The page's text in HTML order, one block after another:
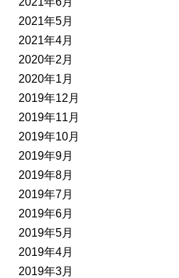
2021年5月
2021年4月
2020年2月
2020年1月
2019年12月
2019年11月
2019年10月
2019年9月
2019年8月
2019年7月
2019年6月
2019年5月
2019年4月
2019年3月